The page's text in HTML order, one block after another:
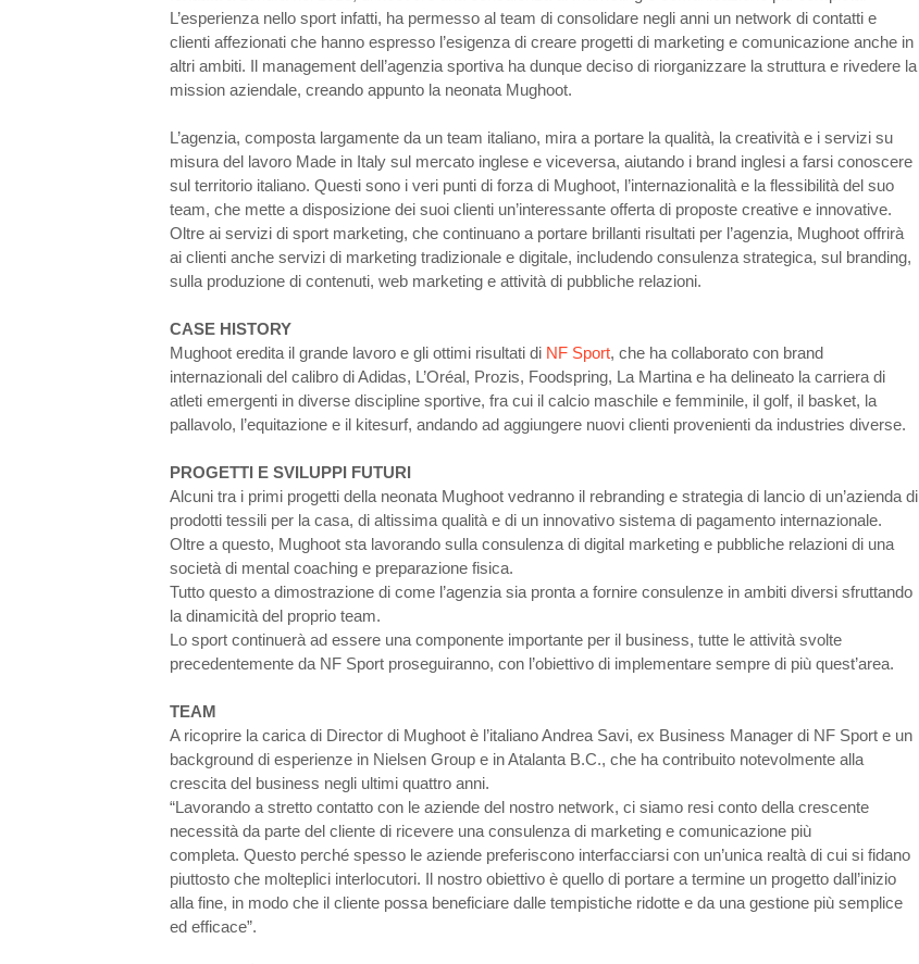
L’esperienza nello sport infatti, ha permesso al team di consolidare negli anni un network di contatti e
clienti affezionati che hanno espresso l’esigenza di creare progetti di marketing e comunicazione anche in
altri ambiti. Il management dell’agenzia sportiva ha dunque deciso di riorganizzare la struttura e rivedere la
mission aziendale, creando appunto la neonata Mughoot.
L’agenzia, composta largamente da un team italiano, mira a portare la qualità, la creatività e i servizi su
misura del lavoro Made in Italy sul mercato inglese e viceversa, aiutando i brand inglesi a farsi conoscere
sul territorio italiano. Questi sono i veri punti di forza di Mughoot, l’internazionalità e la flessibilità del suo
team, che mette a disposizione dei suoi clienti un’interessante offerta di proposte creative e innovative.
Oltre ai servizi di sport marketing, che continuano a portare brillanti risultati per l’agenzia, Mughoot offrirà
ai clienti anche servizi di marketing tradizionale e digitale, includendo consulenza strategica, sul branding,
sulla produzione di contenuti, web marketing e attività di pubbliche relazioni.
CASE HISTORY
Mughoot eredita il grande lavoro e gli ottimi risultati di NF Sport, che ha collaborato con brand
internazionali del calibro di Adidas, L’Oréal, Prozis, Foodspring, La Martina e ha delineato la carriera di
atleti emergenti in diverse discipline sportive, fra cui il calcio maschile e femminile, il golf, il basket, la
pallavolo, l’equitazione e il kitesurf, andando ad aggiungere nuovi clienti provenienti da industries diverse.
PROGETTI E SVILUPPI FUTURI
Alcuni tra i primi progetti della neonata Mughoot vedranno il rebranding e strategia di lancio di un’azienda di
prodotti tessili per la casa, di altissima qualità e di un innovativo sistema di pagamento internazionale.
Oltre a questo, Mughoot sta lavorando sulla consulenza di digital marketing e pubbliche relazioni di una
società di mental coaching e preparazione fisica.
Tutto questo a dimostrazione di come l’agenzia sia pronta a fornire consulenze in ambiti diversi sfruttando
la dinamicità del proprio team.
Lo sport continuerà ad essere una componente importante per il business, tutte le attività svolte
precedentemente da NF Sport proseguiranno, con l’obiettivo di implementare sempre di più quest’area.
TEAM
A ricoprire la carica di Director di Mughoot è l’italiano Andrea Savi, ex Business Manager di NF Sport e un
background di esperienze in Nielsen Group e in Atalanta B.C., che ha contribuito notevolmente alla
crescita del business negli ultimi quattro anni.
“Lavorando a stretto contatto con le aziende del nostro network, ci siamo resi conto della crescente
necessità da parte del cliente di ricevere una consulenza di marketing e comunicazione più
completa. Questo perché spesso le aziende preferiscono interfacciarsi con un’unica realtà di cui si fidano
piuttosto che molteplici interlocutori. Il nostro obiettivo è quello di portare a termine un progetto dall’inizio
alla fine, in modo che il cliente possa beneficiare dalle tempistiche ridotte e da una gestione più semplice
ed efficace”.